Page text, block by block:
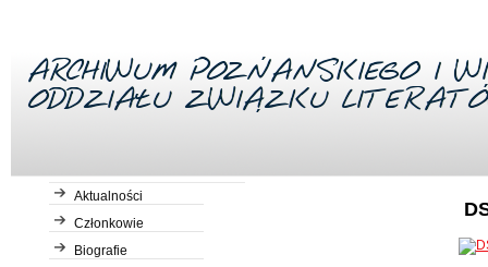
Aktualności
Członkowie
Biografie